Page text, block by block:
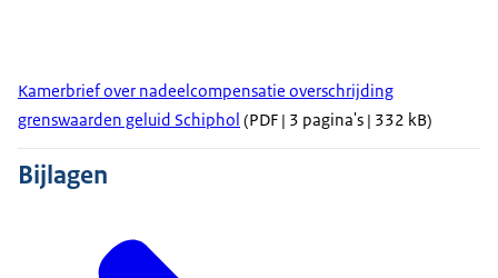
Kamerbrief over nadeelcompensatie overschrijding
grenswaarden geluid Schiphol (PDF | 3 pagina's | 332 kB)
Bijlagen